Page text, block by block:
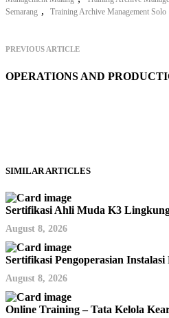
Semarang , Training Archive Management Solo
PREVIOUS ARTICLE
OPERATIONS AND
SIMILAR ARTICLES
Sertifikasi Ahli Muda K3
August 8, 2026
Sertifikasi Pengoperasian
August 8, 2026
Online Training – Tata Kelola